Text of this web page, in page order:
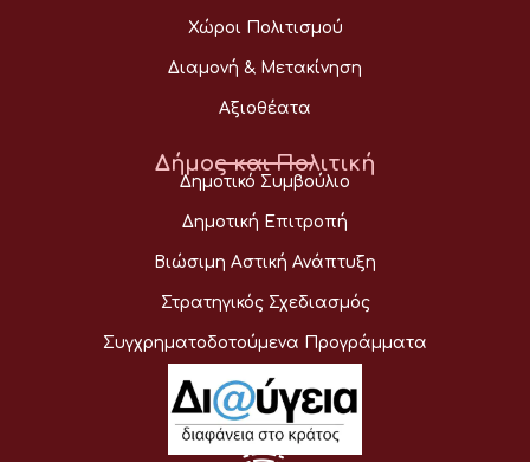
Χώροι Πολιτισμού
Διαμονή & Μετακίνηση
Αξιοθέατα
Δήμος και Πολιτική
Δημοτικό Συμβούλιο
Δημοτική Επιτροπή
Βιώσιμη Αστική Ανάπτυξη
Στρατηγικός Σχεδιασμός
Συγχρηματοδοτούμενα Προγράμματα